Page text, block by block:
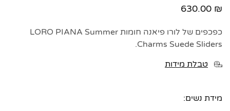
630.00 ₪
כפכפים של לורו פיאנה חומות LORO PIANA Summer
Charms Suede Sliders
.
טבלת מידות
מידת נשים: